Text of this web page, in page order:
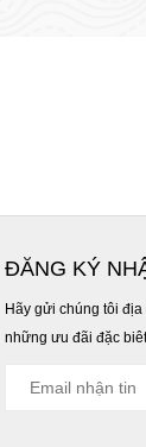
ĐĂNG KÝ
Hãy gửi chúng tôi
những ưu đãi đặc